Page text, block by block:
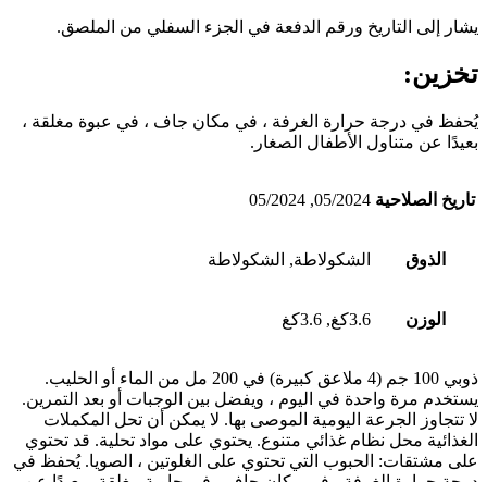
يشار إلى التاريخ ورقم الدفعة في الجزء السفلي من الملصق.
تخزين:
يُحفظ في درجة حرارة الغرفة ، في مكان جاف ، في عبوة مغلقة ،
بعيدًا عن متناول الأطفال الصغار.
تاريخ الصلاحية 05/2024, 05/2024
الذوق الشكولاطة, الشكولاطة
الوزن 3.6كغ, 3.6كغ
ذوبي 100 جم (4 ملاعق كبيرة) في 200 مل من الماء أو الحليب.
يستخدم مرة واحدة في اليوم ، ويفضل بين الوجبات أو بعد التمرين.
لا تتجاوز الجرعة اليومية الموصى بها. لا يمكن أن تحل المكملات
الغذائية محل نظام غذائي متنوع. يحتوي على مواد تحلية. قد تحتوي
على مشتقات: الحبوب التي تحتوي على الغلوتين ، الصويا. يُحفظ في